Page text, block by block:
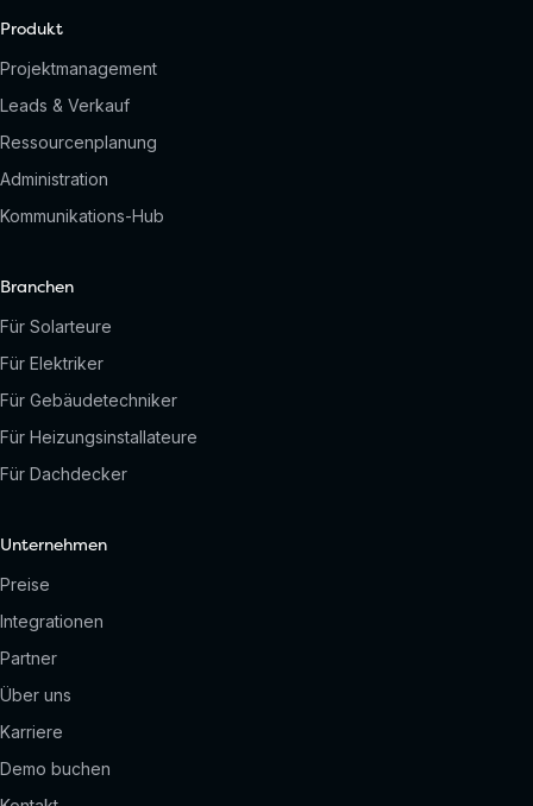
Produkt
Projektmanagement
Leads & Verkauf
Ressourcenplanung
Administration
Kommunikations-Hub
Branchen
Für Solarteure
Für Elektriker
Für Gebäudetechniker
Für Heizungsinstallateure
Für Dachdecker
Unternehmen
Preise
Integrationen
Partner
Über uns
Karriere
Demo buchen